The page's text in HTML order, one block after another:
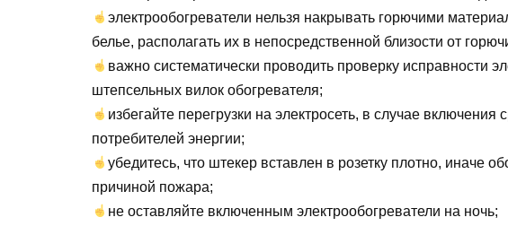
электрообогреватели нельзя накрывать горючими
белье, располагать их в непосредственной близости от
важно систематически проводить проверку исправности
штепсельных вилок обогревателя;
избегайте перегрузки на электросеть, в случае
потребителей энергии;
убедитесь, что штекер вставлен в розетку плотно, иначе
причиной пожара;
не оставляйте включенным электрообогреватели на ночь;